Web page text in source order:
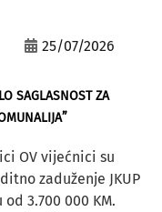
25/07/2026
SAGLASNOST ZA
OV vijećnici su
zaduženje JKUP
3.700 000 KM.